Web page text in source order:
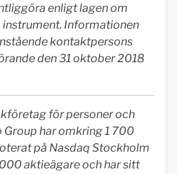
enligt lagen om
instrument. Informationen
kontaktpersons
den 31 oktober 2018
för personer och
Group har omkring 1 700
på Nasdaq Stockholm
000 aktieägare och har sitt